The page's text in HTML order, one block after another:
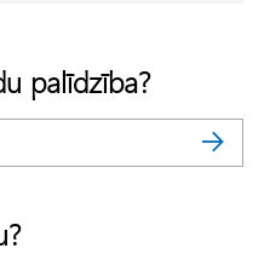
palīdzība?